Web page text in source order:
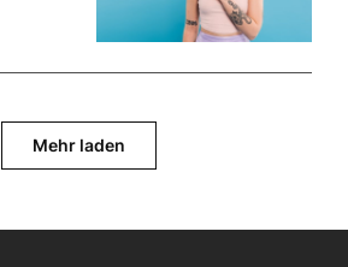
Mehr laden